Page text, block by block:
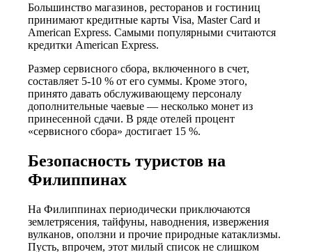
Большинство магазинов, ресторанов и гостиниц
принимают кредитные карты Visa, Master Card и
American Express. Самыми популярными считаются
кредитки American Express.
Размер сервисного сбора, включенного в счет,
составляет 5-10 % от его суммы. Кроме этого,
принято давать обслуживающему персоналу
дополнительные чаевые — несколько монет из
принесенной сдачи. В ряде отелей процент
«сервисного сбора» достигает 15 %.
Безопасность туристов на
Филиппинах
На Филиппинах периодически приключаются
землетрясения, тайфуны, наводнения, извержения
вулканов, оползни и прочие природные катаклизмы.
Пусть, впрочем, этот милый список не слишком